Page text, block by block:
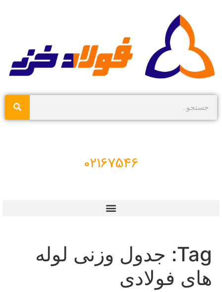
02167546
Tag: جدول وزنی لوله
های فولادی